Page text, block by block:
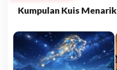
Kumpulan Kuis Menarik